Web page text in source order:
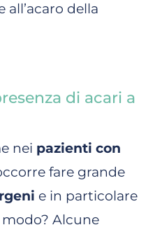
all’acaro della
di acari a
nei pazienti con
fare grande
e in particolare
modo? Alcune